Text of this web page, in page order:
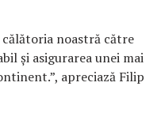
noastră către
și asigurarea unei mai
apreciază Filip